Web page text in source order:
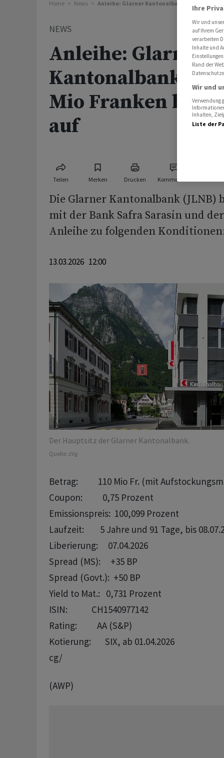
Home News Anleihe: Glarner Kantonalbank nimmt 110 Mio
NEWS
Anleihe: Glarner
Kantonalbank
Mio Franken bis
auf
Teilen Merken Drucken Kommentare
Die Glarner Kantonalbank (JLNB)
mit der Bank Safra Sarasin und
Anleihe zu folgenden
13.03.2026 12:00
Der Hauptsitz der Glarner Kantonalbank.
Quelle: zVg
Betrag:          110 Mio Fr. (mit
Coupon:          0,75 Prozent
Emissionspreis:  100,099 Prozent
Laufzeit:        5 Jahre und 91 Tage, bis
Liberierung:     07.04.2026
Spread (MS):     +35 BP
Spread (Govt.):  +50 BP
Yield to Mat.:   0,731 Prozent
ISIN:            CH1540977142
Rating:          AA (S&P)
Kotierung:       SIX, ab 01.04.2026
cg/
(AWP)
Ihre
Wir und
auf Ihrem
verarbeiten
Inhalte und
Rand der
Wir und
Verwendung
Inhalten,
Liste der